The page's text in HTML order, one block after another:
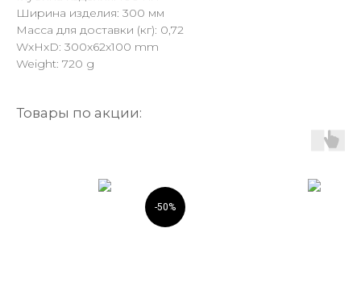
Ширина изделия: 300 мм
Масса для доставки (кг): 0,72
WxHxD: 300x62x100 mm
Weight: 720 g
Товары по акции:
-50%